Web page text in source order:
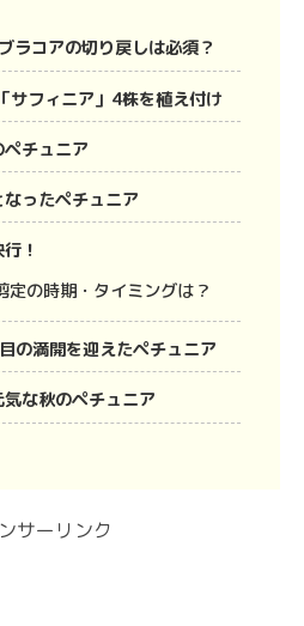
ラコアの切り戻しは必須？
サフィニア」4株を植え付け
チュニア
ったペチュニア
！
定の時期・タイミングは？
の満開を迎えたペチュニア
な秋のペチュニア
サーリンク